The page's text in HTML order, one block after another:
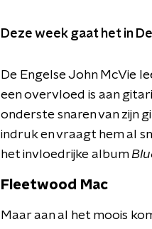
Deze week gaat het in
De Engelse John McVie
een overvloed is aan
onderste snaren van zijn
indruk en vraagt hem al
het invloedrijke album
Fleetwood Mac
Maar aan al het moois